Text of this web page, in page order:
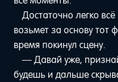
Достаточно легко
возьмет за основу тот
время покинул сцену.
— Давай уже,
будешь и дальше